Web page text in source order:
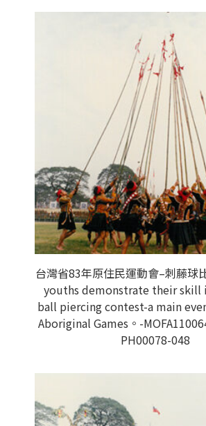
台灣省83年原住民運動會–刺藤球
youths demonstrate their skill
ball piercing contest-a main
Aboriginal Games。-
PH00078-048